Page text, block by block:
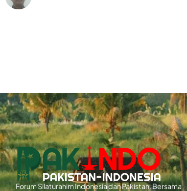
Forum Silaturahim Indonesia dan Pakistan. Bersama